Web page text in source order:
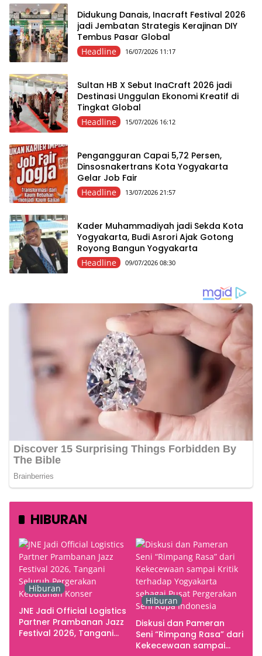
Didukung Danais, Inacraft Festival 2026
jadi Jembatan Strategis Kerajinan DIY
Tembus Pasar Global
Headline 16/07/2026 11:17
Sultan HB X Sebut InaCraft 2026 jadi
Destinasi Unggulan Ekonomi Kreatif di
Tingkat Global
Headline 15/07/2026 16:12
Pengangguran Capai 5,72 Persen,
Dinsosnakertrans Kota Yogyakarta
Gelar Job Fair
Headline 13/07/2026 21:57
Kader Muhammadiyah jadi Sekda Kota
Yogyakarta, Budi Asrori Ajak Gotong
Royong Bangun Yogyakarta
Headline 09/07/2026 08:30
HIBURAN
Hiburan
JNE Jadi Official Logistics
Partner Prambanan Jazz
Festival 2026, Tangani
Hiburan
Diskusi dan Pameran
Seni “Rimpang Rasa” dari
Kekecewaan sampai